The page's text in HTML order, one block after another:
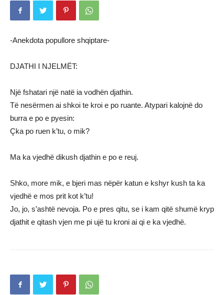
-Anekdota popullore shqiptare-
DJATHI I NJELMËT:
Një fshatari një natë ia vodhën djathin.
Të nesërmen ai shkoi te kroi e po ruante. Atypari kalojnë do
burra e po e pyesin:
Çka po ruen k’tu, o mik?
Ma ka vjedhë dikush djathin e po e reuj.
Shko, more mik, e bjeri mas nëpër katun e kshyr kush ta ka
vjedhë e mos prit kot k’tu!
Jo, jo, s’ashtë nevoja. Po e pres qitu, se i kam qitë shumë kryp
djathit e qitash vjen me pi ujë tu kroni ai qi e ka vjedhë.